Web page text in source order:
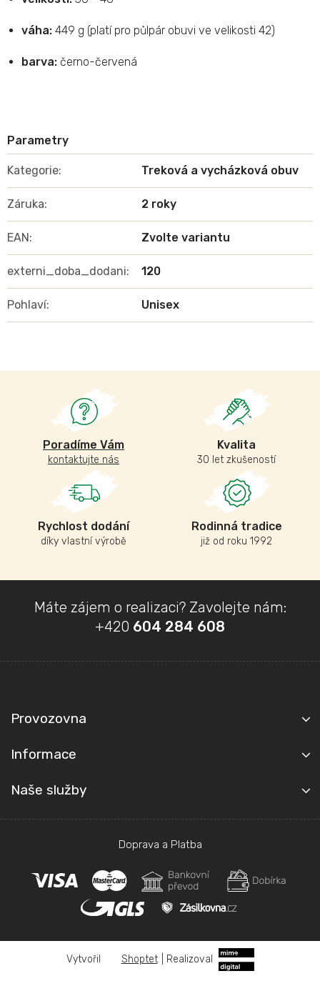
Poradíme Vám
kontaktujte nás
Kvalita
30 let zkušeností
Rychlost dodání
díky vlastní výrobě
Rodinná tradice
již od roku 1992
váha: 449 g (platí pro půlpár obuvi ve velikosti 42)
barva: černo-červená
Kategorie: Treková a vycházková obuv
Záruka: 2 roky
EAN: Zvolte variantu
externi_doba_dodani: 120
Pohlaví: Unisex
a
Máte zájem o realizaci? Zavolejte nám:
+420 604 284 608
Provozovna
Informace
Naše služby
Doprava a Platba
Shoptet Realizoval